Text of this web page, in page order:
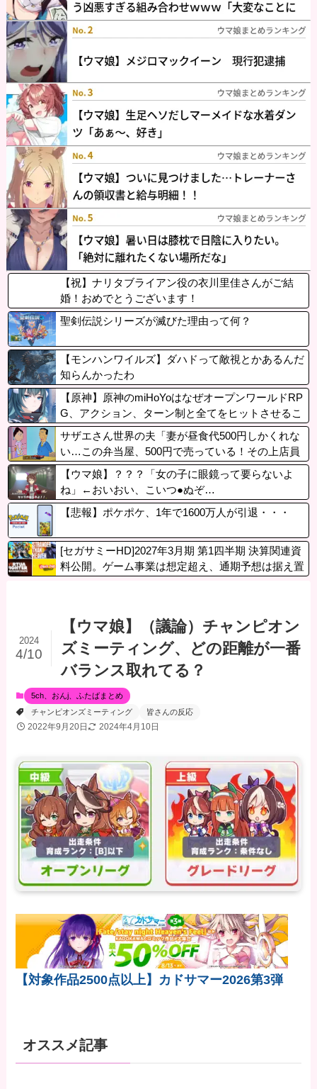
【祝】ナリタブライアン役の衣川里佳さんがご結
婚！おめでとうございます！
聖剣伝説シリーズが滅びた理由って何？
【モンハンワイルズ】ダハドって敵視とかあるんだ
知らんかったわ
【原神】原神のmiHoYoはなぜオープンワールドRP
G、アクション、ターン制と全てをヒットさせるこ
とができたのか
サザエさん世界の夫「妻が昼食代500円しかくれな
い…この弁当屋、500円で売っている！その上店員
さんも美人だ！毎日行こう！」
【ウマ娘】？？？「女の子に眼鏡って要らないよ
ね」←おいおい、こいつ●ぬぞ…
【悲報】ポケポケ、1年で1600万人が引退・・・
[セガサミーHD]2027年3月期 第1四半期 決算関連資
料公開。ゲーム事業は想定超え、通期予想は据え置
【ウマ娘】（議論）チャンピオン
ズミーティング、どの距離が一番
バランス取れてる？
2024
4/10
5ch、おんj、ふたばまとめ
チャンピオンズミーティング
皆さんの反応
2022年9月20日 2024年4月10日
【対象作品2500点以上】カドサマー2026第3弾
オススメ記事